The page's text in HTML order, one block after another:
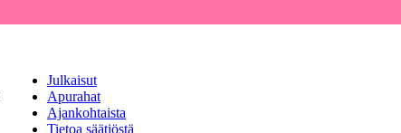
Julkaisut
Apurahat
Ajankohtaista
Tietoa säätiöstä